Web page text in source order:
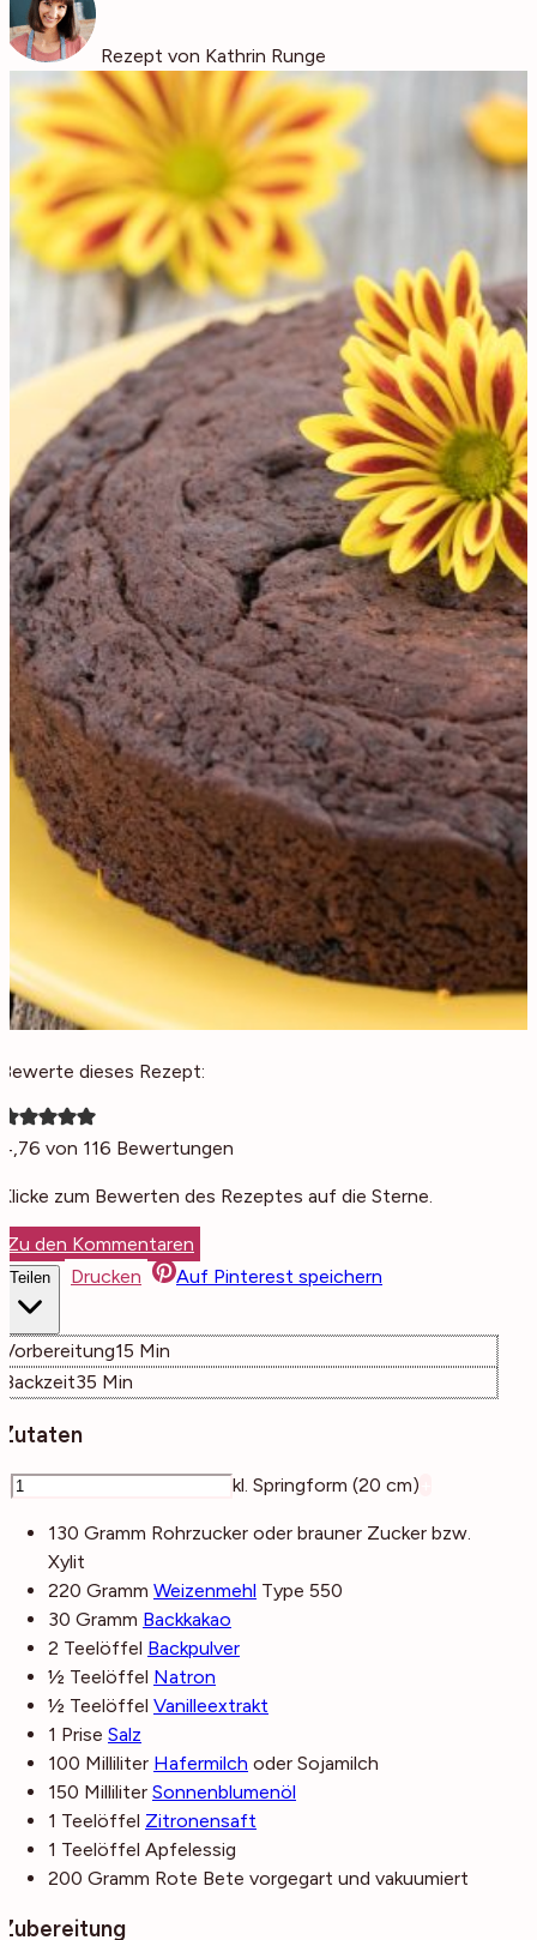
Rezept von Kathrin Runge
Bewerte dieses Rezept:
4,76 von 116 Bewertungen
Klicke zum Bewerten des Rezeptes auf die Sterne.
Zu den Kommentaren
Teilen Drucken Auf Pinterest speichern
Vorbereitung15 Minuten
Min
Backzeit35 Minuten
Min
Zutaten
kl. Springform (20 cm)
130 Gramm Rohrzucker oder brauner Zucker bzw.
Xylit
220 Gramm Weizenmehl Type 550
30 Gramm Backkakao
2 Teelöffel Backpulver
½ Teelöffel Natron
½ Teelöffel Vanilleextrakt
1 Prise Salz
100 Milliliter Hafermilch oder Sojamilch
150 Milliliter Sonnenblumenöl
1 Teelöffel Zitronensaft
1 Teelöffel Apfelessig
200 Gramm Rote Bete vorgegart und vakuumiert
Zubereitung